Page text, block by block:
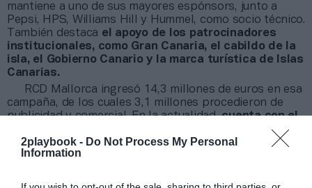
2playbook - Do Not Process My Personal
Information
mantiene a uno de sus mayores espónsors, junto a
Pepsi, HPS, Williams Hill y Hummel, como socio técnico.
También destaca el apoyo de los patrocinadores
institucionales, como Gran Canaria, el cabildo de la
isla, el Gobierno Canario y la marca turística de Islas
Canarias.
RCD Mallorca ingresó 14,3 millones de euros en esa
campaña, de los cuales 3,1 millones procedieron de
publicidad y comercial. En la actualidad,cuenta con el
apoyo de Betfred como espónsor principal; Umbro
como socio técnico, y otros patrocinadores que
comparten rango con CaixaBank, como Coca-Cola, Roc
y AirEuropa.